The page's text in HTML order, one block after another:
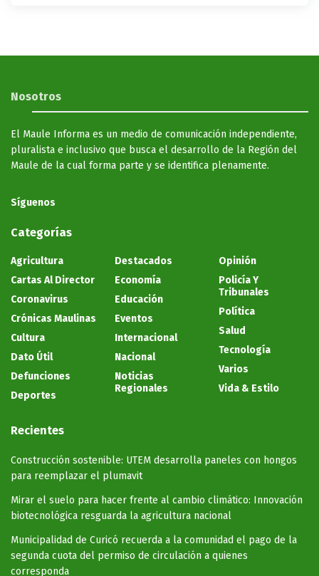
Nosotros
El Maule Informa es un medio de comunicación independiente,
pluralista e inclusivo que busca el desarrollo de la Región del
Maule de la cual forma parte y se identifica plenamente.
Síguenos
Categorías
Agricultura
Cartas Al Director
Coronavirus
Crónicas Maulinas
Cultura
Dato Útil
Defunciones
Deportes
Destacados
Economía
Educación
Eventos
Internacional
Nacional
Noticias
Regionales
Opinión
Policía Y
Tribunales
Política
Salud
Tecnología
Varios
Vida & Estilo
Recientes
Construcción sostenible: UTEM desarrolla paneles con hongos
para reemplazar el plumavit
Mirar el suelo para hacer frente al cambio climático: Innovación
biotecnológica resguarda la agricultura nacional
Municipalidad de Curicó recuerda a la comunidad el pago de la
segunda cuota del permiso de circulación a quienes
corresponda